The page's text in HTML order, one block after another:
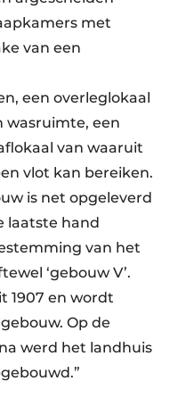
met
van een
een overleglokaal
wasruimte, een
van waaruit
vlot kan bereiken.
is net opgeleverd
laatste hand
van het
‘gebouw V’.
1907 en wordt
Op de
werd het landhuis